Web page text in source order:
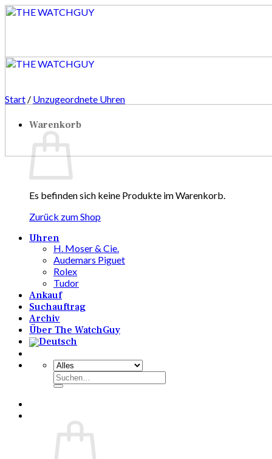
Zum
Warenkorb
Es befinden sich keine Produkte im Warenkorb.
Zurück zum Shop
Uhren
H. Moser & Cie.
Audemars Piguet
Rolex
Tudor
Ankauf
Suchauftrag
Archiv
Über The WatchGuy
Suchen
nach:
Start / Unzugeordnete Uhren